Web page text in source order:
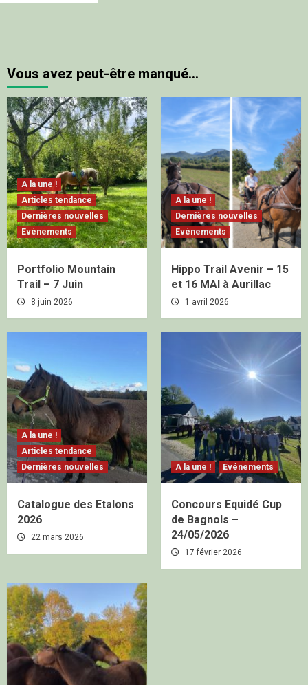
Vous avez peut-être manqué…
A la une !
Articles tendance
Dernières nouvelles
Evénements
Portfolio Mountain
Trail – 7 Juin
8 juin 2026
A la une !
Dernières nouvelles
Evénements
Hippo Trail Avenir – 15
et 16 MAI à Aurillac
1 avril 2026
A la une !
Articles tendance
Dernières nouvelles
Catalogue des Etalons
2026
22 mars 2026
A la une ! Evénements
Concours Equidé Cup
de Bagnols –
24/05/2026
17 février 2026